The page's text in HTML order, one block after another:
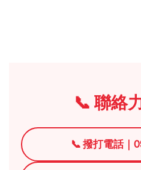
📞 聯絡
📞 撥打電話｜